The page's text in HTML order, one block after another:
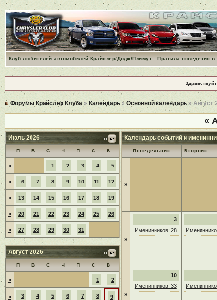
Клуб любителей автомобилей Крайслер/Додж/Плимут Правила поведения
Форумы Крайслер Клуба » Календарь» Основной календарь» Август
«
Июль 2026
П В С Ч П С В
» 1 2 3 4 5
» 6 7 8 9 10 11 12
» 13 14 15 16 17 18 19
» 20 21 22 23 24 25 26
» 27 28 29 30 31
Август 2026
П В С Ч П С В
» 1 2
» 3 4 5 6 7 8 9
Календарь событий и
Понедельник Вторник
»
»
3
Именинников: 28
»
10
Именинников: 33